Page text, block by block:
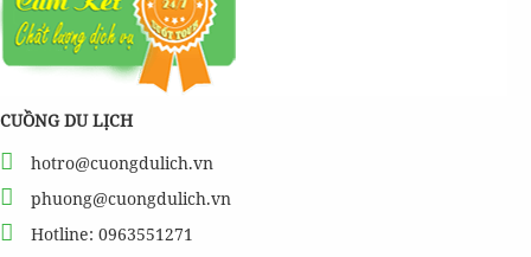
CUỒNG DU LỊCH
hotro@cuongdulich.vn
phuong@cuongdulich.vn
Hotline: 0963551271